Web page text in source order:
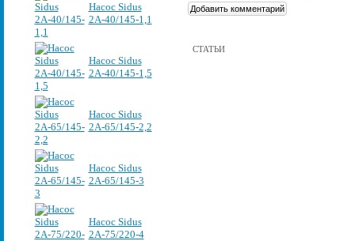
Насос Sidus
2А-40/145-1,1
Насос Sidus
2А-40/145-1,5
Насос Sidus
2А-65/145-2,2
Насос Sidus
2А-65/145-3
Насос Sidus
2А-75/220-4
СТАТЬИ